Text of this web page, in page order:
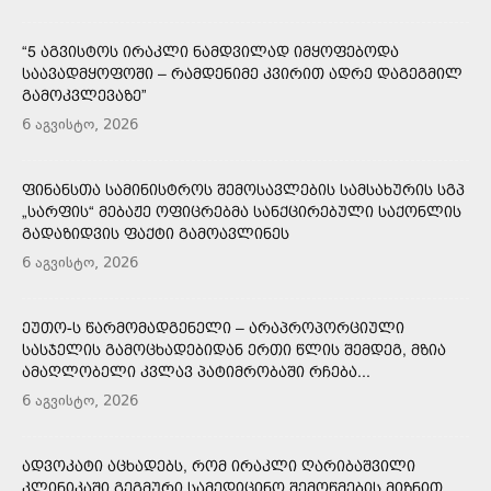
“5 ᲐᲒᲕᲘᲡᲢᲝᲡ ᲘᲠᲐᲙᲚᲘ ᲜᲐᲛᲓᲕᲘᲚᲐᲓ ᲘᲛᲧᲝᲤᲔᲑᲝᲓᲐ
ᲡᲐᲐᲕᲐᲓᲛᲧᲝᲤᲝᲨᲘ – ᲠᲐᲛᲓᲔᲜᲘᲛᲔ ᲙᲕᲘᲠᲘᲗ ᲐᲓᲠᲔ ᲓᲐᲒᲔᲒᲛᲘᲚ
ᲒᲐᲛᲝᲙᲕᲚᲔᲕᲐᲖᲔ”
6 აგვისტო, 2026
ᲤᲘᲜᲐᲜᲡᲗᲐ ᲡᲐᲛᲘᲜᲘᲡᲢᲠᲝᲡ ᲨᲔᲛᲝᲡᲐᲕᲚᲔᲑᲘᲡ ᲡᲐᲛᲡᲐᲮᲣᲠᲘᲡ ᲡᲒᲞ
„ᲡᲐᲠᲤᲘᲡ“ ᲛᲔᲑᲐᲟᲔ ᲝᲤᲘᲪᲠᲔᲑᲛᲐ ᲡᲐᲜᲥᲪᲘᲠᲔᲑᲣᲚᲘ ᲡᲐᲥᲝᲜᲚᲘᲡ
ᲒᲐᲓᲐᲖᲘᲓᲕᲘᲡ ᲤᲐᲥᲢᲘ ᲒᲐᲛᲝᲐᲕᲚᲘᲜᲔᲡ
6 აგვისტო, 2026
ᲔᲣᲗᲝ-Ს ᲬᲐᲠᲛᲝᲛᲐᲓᲒᲔᲜᲔᲚᲘ – ᲐᲠᲐᲞᲠᲝᲞᲝᲠᲪᲘᲣᲚᲘ
ᲡᲐᲡᲯᲔᲚᲘᲡ ᲒᲐᲛᲝᲪᲮᲐᲓᲔᲑᲘᲓᲐᲜ ᲔᲠᲗᲘ ᲬᲚᲘᲡ ᲨᲔᲛᲓᲔᲒ, ᲛᲖᲘᲐ
ᲐᲛᲐᲦᲚᲝᲑᲔᲚᲘ ᲙᲕᲚᲐᲕ ᲞᲐᲢᲘᲛᲠᲝᲑᲐᲨᲘ ᲠᲩᲔᲑᲐ...
6 აგვისტო, 2026
ᲐᲓᲕᲝᲙᲐᲢᲘ ᲐᲪᲮᲐᲓᲔᲑᲡ, ᲠᲝᲛ ᲘᲠᲐᲙᲚᲘ ᲦᲐᲠᲘᲑᲐᲨᲕᲘᲚᲘ